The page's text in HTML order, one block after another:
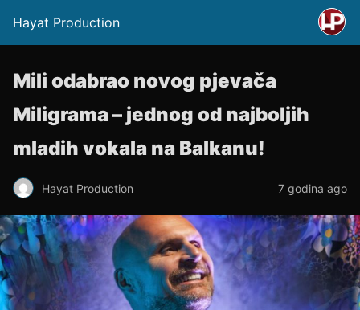
Hayat Production
Mili odabrao novog pjevača
Miligrama – jednog od najboljih
mladih vokala na Balkanu!
Hayat Production 7 godina ago